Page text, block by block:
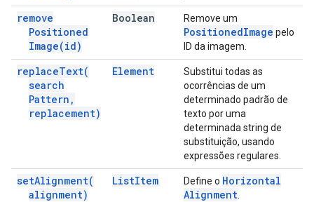
remove
Positioned
Image(id)
Boolean Remove um
PositionedImage pelo
ID da imagem.
replaceText(
search
Pattern ,
replacement)
Element
Substitui todas as
ocorrências de um
determinado padrão de
texto por uma
determinada string de
substituição, usando
expressões regulares.
setAlignment(
alignment)
ListItem Define o Horizontal
Alignment